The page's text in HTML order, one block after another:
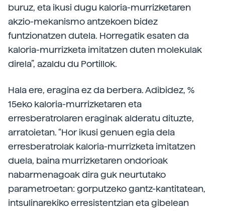
buruz, eta ikusi dugu kaloria-murrizketaren
akzio-mekanismo antzekoen bidez
funtzionatzen dutela. Horregatik esaten da
kaloria-murrizketa imitatzen duten molekulak
direla”, azaldu du Portillok.
Hala ere, eragina ez da berbera. Adibidez, %
15eko kaloria-murrizketaren eta
erresberatrolaren eraginak alderatu dituzte,
arratoietan. “Hor ikusi genuen egia dela
erresberatrolak kaloria-murrizketa imitatzen
duela, baina murrizketaren ondorioak
nabarmenagoak dira guk neurtutako
parametroetan: gorputzeko gantz-kantitatean,
intsulinarekiko erresistentzian eta gibelean